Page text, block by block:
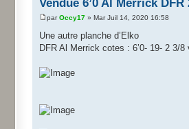
Vendue 6’0 Al Merrick DFR
parOccy17 » Mar Juil 14, 2020 16:58
Une autre planche d’Elko
DFR Al Merrick cotes : 6’0- 19- 2 3/